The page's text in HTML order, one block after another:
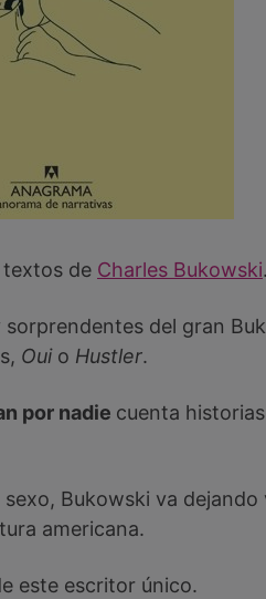
de Charles Bukowski.
del gran
Ouio Hustler.
por nadie cuenta
Bukowski va
americana.
este escritor único.